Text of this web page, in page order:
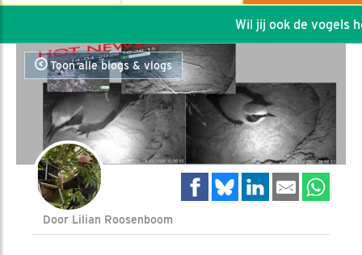
Wil jij ook de vogels
Toon alle blogs & vlogs
Door Lilian Roosenboom